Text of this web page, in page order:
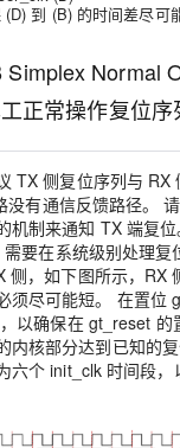
到 (B) 的时间差尽可
Normal
正常操作复位序
TX 侧复位序列与 RX
没有通信反馈路径。
机制来通知 TX 端复
要在系统级别处理复
侧，如下图所示，RX
须尽可能短。 在置位
以确保在 gt_reset 的
内核部分达到已知的
六个 init_clk 时间段